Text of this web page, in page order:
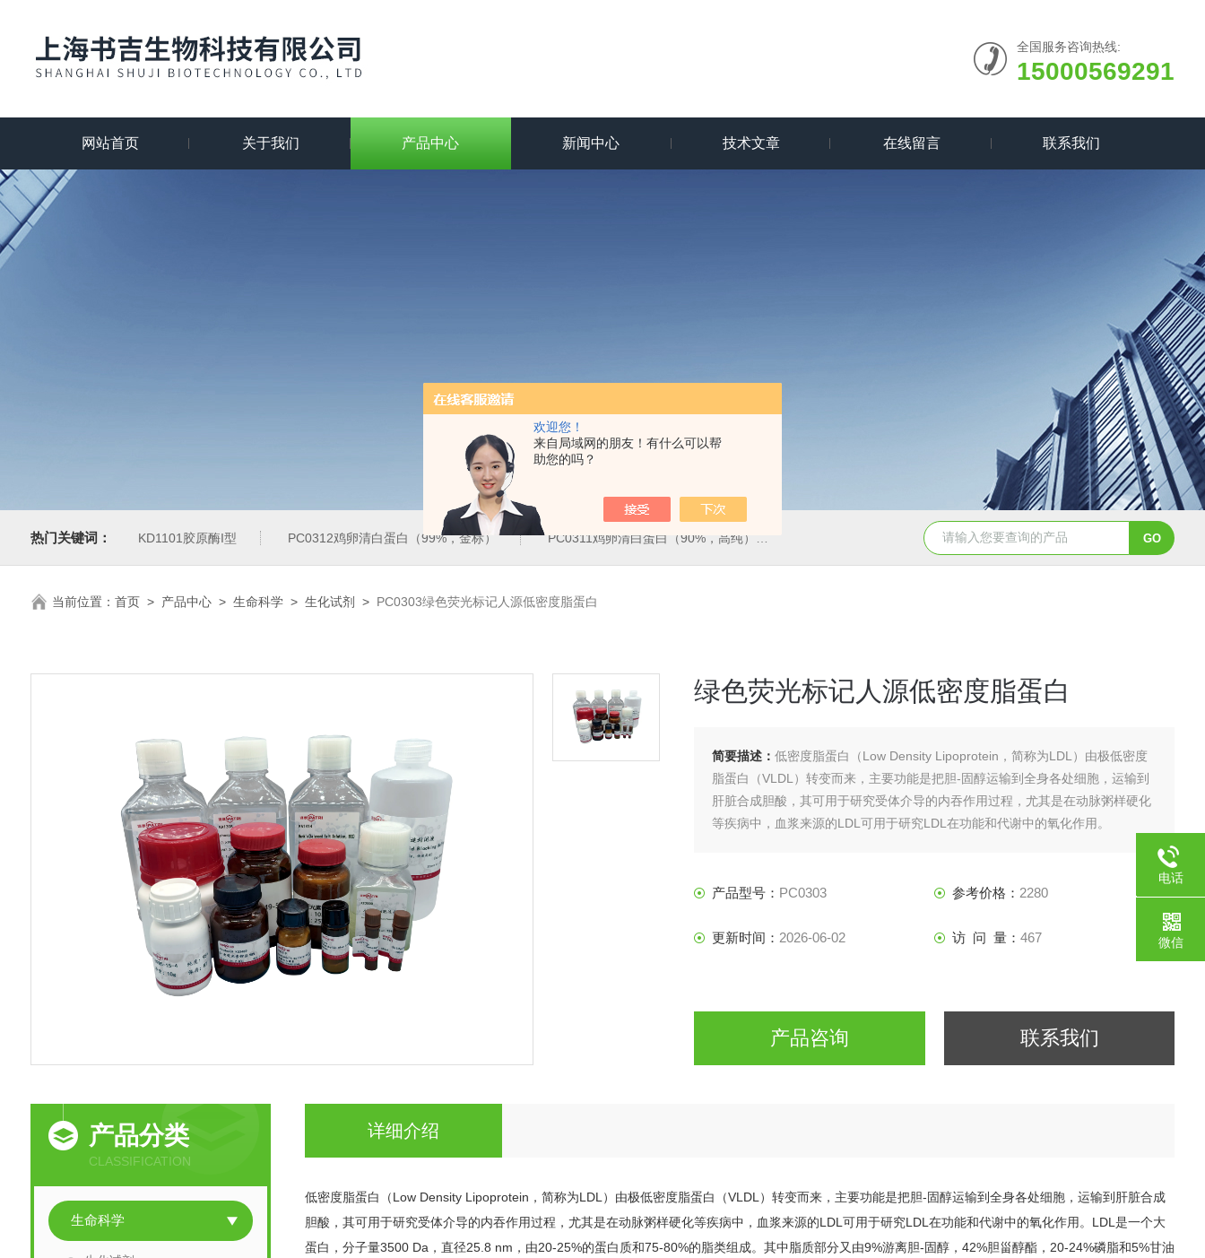
欢迎您！
来自局域网的朋友！有什么可以帮
助您的吗？
全国服务咨询热线:
15000569291
网站首页 关于我们 产品中心 新闻中心 技术文章 在线留言 联系我们
热门关键词： KD1101胶原酶I型 PC0312鸡卵清白蛋白（99%，金标） PC0311鸡卵清白蛋白（90%，高纯） PC0310鸡卵清白蛋白（80%，BR） KD1096乙酰化牛血清白
当前位置： 首页> 产品中心> 生命科学> 生化试剂 > PC0303绿色荧光标记人源低密度脂蛋白
绿色荧光标记人源低密度脂蛋白
简要描述：低密度脂蛋白（Low Density Lipoprotein，简称为LDL）由极低密度
脂蛋白（VLDL）转变而来，主要功能是把胆-固醇运输到全身各处细胞，运输到
肝脏合成胆酸，其可用于研究受体介导的内吞作用过程，尤其是在动脉粥样硬化
等疾病中，血浆来源的LDL可用于研究LDL在功能和代谢中的氧化作用。
产品型号： PC0303 参考价格： 2280
更新时间： 2026-06-02 访 问 量：467
产品咨询 联系我们
产品分类
CLASSIFICATION
生命科学
详细介绍
低密度脂蛋白（Low Density Lipoprotein，简称为LDL）由极低密度脂蛋白（VLDL）转变而来，主要功能是把胆-固醇运输到全身各处细胞，运输到肝脏合成
胆酸，其可用于研究受体介导的内吞作用过程，尤其是在动脉粥样硬化等疾病中，血浆来源的LDL可用于研究LDL在功能和代谢中的氧化作用。LDL是一个大
蛋白，分子量3500 Da，直径25.8 nm，由20-25%的蛋白质和75-80%的脂类组成。其中脂质部分又由9%游离胆-固醇，42%胆甾醇酯，20-24%磷脂和5%甘油
电话
微信